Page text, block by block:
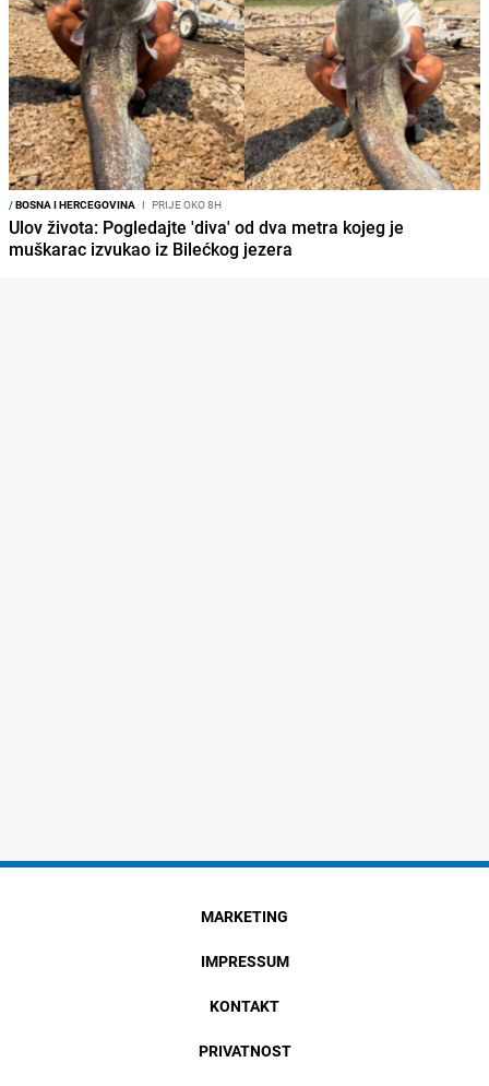
/BOSNA I HERCEGOVINA I PRIJE OKO 8H
Ulov života: Pogledajte 'diva' od dva metra kojeg je
muškarac izvukao iz Bilećkog jezera
MARKETING
IMPRESSUM
KONTAKT
PRIVATNOST